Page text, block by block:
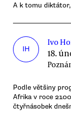
A k tomu
IH
Ivo
18.
Podle většiny
Afrika v roce
čtyřnásobek